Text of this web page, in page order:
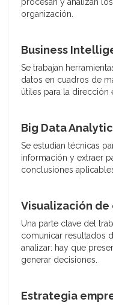
procesan y analizan
organización.
Business
Se trabajan
datos en cuadros de
útiles para la dirección
Big Data
Se estudian técnicas
información y extraer
conclusiones
Visualización de
Una parte clave del
comunicar resultados
analizar: hay que
generar decisiones.
Estrategia